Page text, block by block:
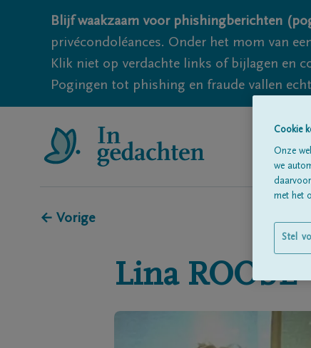
Blijf waakzaam voor phishingberichten
privécondoléances. Onder het mom van
Klik niet op verdachte links of bijlagen en
Pogingen tot phishing en fraude vallen
← Vorige
Lina ROOSE
Cookie
Onze
we
met het
Stel